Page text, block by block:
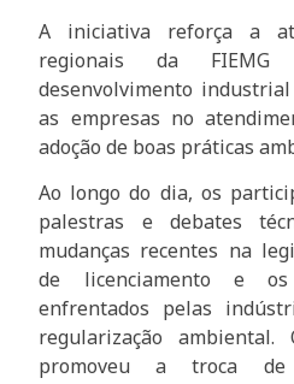
A iniciativa reforça a
regionais da
desenvolvimento
as empresas no
adoção de boas práticas
Ao longo do dia, os
palestras e debates
mudanças recentes na
de licenciamento e os
enfrentados pelas
regularização
promoveu a troca de